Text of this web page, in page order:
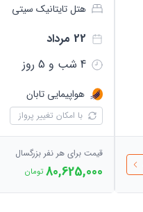
هتلتایتانیک سیتی
22 مرداد
4 شب و 5 روز
هواپیمایی تابان
با امکان تغییر پرواز
قیمت برای هر نفر بزرگسال
80,625,000 تومان